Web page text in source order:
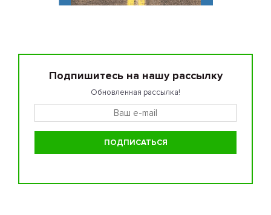
Подпишитесь на нашу рассылку
Обновленная рассылка!